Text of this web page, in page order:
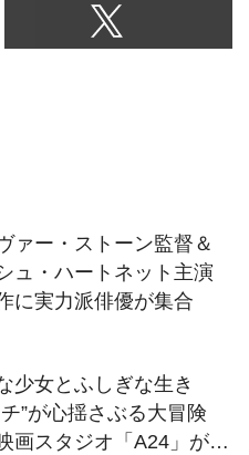
ァー・ストーン監督＆
ュ・ハートネット主演
に実力派俳優が集合
少女とふしぎな生き
”が心揺さぶる大冒険
画スタジオ「A24」が贈